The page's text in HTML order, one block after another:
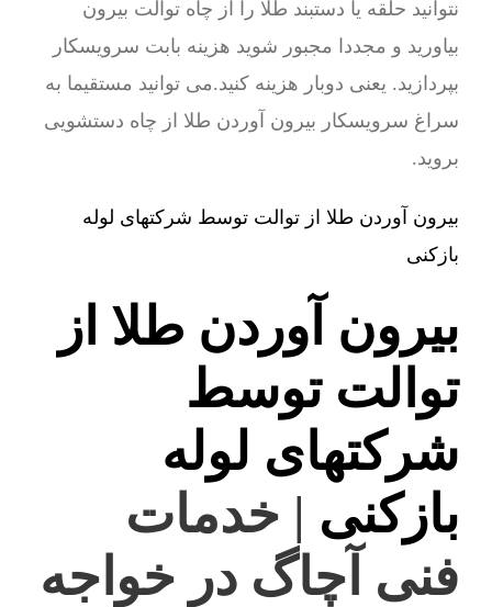
نتوانید حلقه یا دستبند طلا را از چاه توالت بیرون
بیاورید و مجددا مجبور شوید هزینه بابت سرویسکار
بپردازید. یعنی دوبار هزینه کنید.می توانید مستقیما به
سراغ سرویسکار بیرون آوردن طلا از چاه دستشویی
بروید.
بیرون آوردن طلا از توالت توسط شرکتهای لوله
بازکنی
بیرون آوردن طلا از
توالت توسط
شرکتهای لوله
بازکنی | خدمات
فنی آچاگ در خواجه